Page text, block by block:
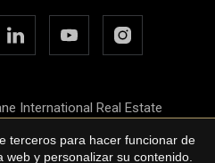
International Real Estate
legal
terceros para hacer funcionar de
y personalizar su contenido.